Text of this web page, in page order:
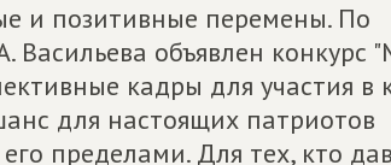
и позитивные перемены. По
Васильева объявлен конкурс
кадры для участия в
для настоящих патриотов
пределами. Для тех, кто